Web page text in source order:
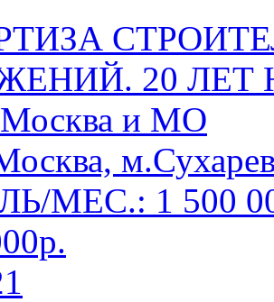
20 ЛЕТ
Москва и МО
МЕС.: 1 500